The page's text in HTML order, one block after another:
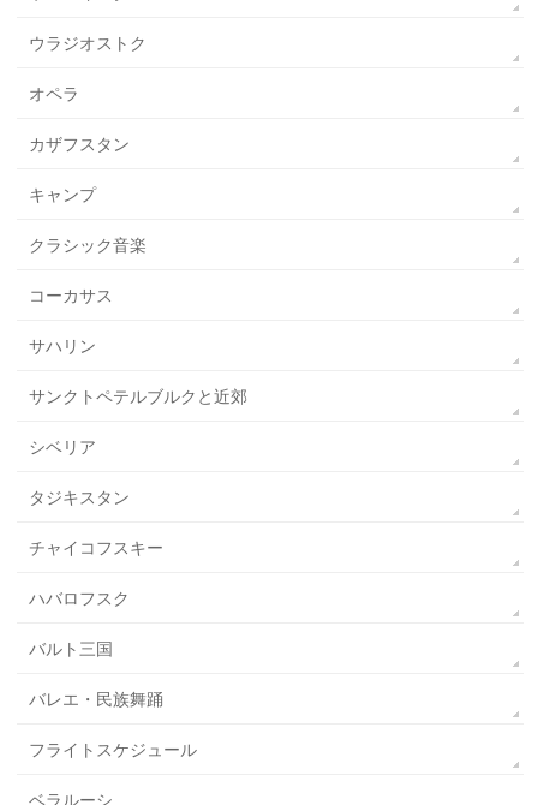
ウラジオストク
オペラ
カザフスタン
キャンプ
クラシック音楽
コーカサス
サハリン
サンクトペテルブルクと近郊
シベリア
タジキスタン
チャイコフスキー
ハバロフスク
バルト三国
バレエ・民族舞踊
フライトスケジュール
ベラルーシ